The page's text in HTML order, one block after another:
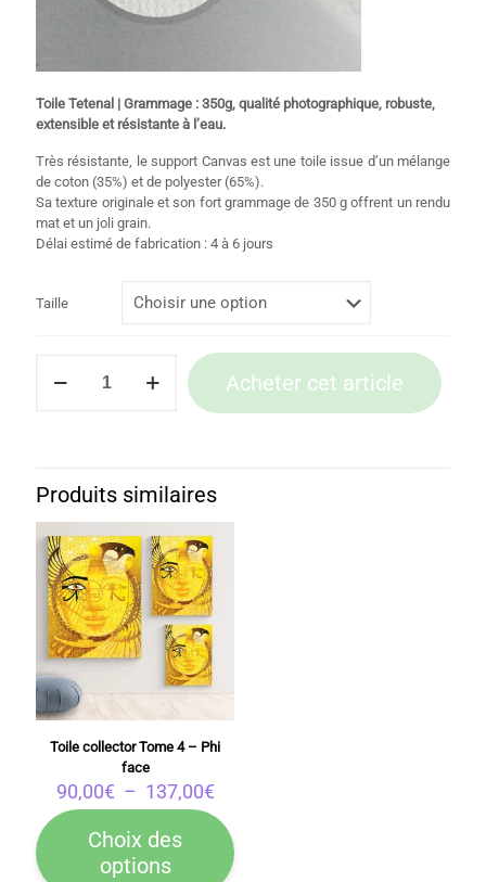
Toile Tetenal | Grammage : 350g, qualité photographique, robuste,
extensible et résistante à l’eau.
Très résistante, le support Canvas est une toile issue d’un mélange
de coton (35%) et de polyester (65%).
Sa texture originale et son fort grammage de 350 g offrent un rendu
mat et un joli grain.
Délai estimé de fabrication : 4 à 6 jours
Taille
-
Acheter cet article
Produits similaires
Toile collector Tome 4 – Phi
face
90,00€ – 137,00€Plage
de
prix :
90,00€
Choix des
options
Ce